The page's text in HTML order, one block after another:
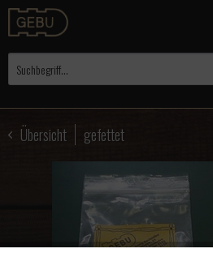
Übersicht gefettet